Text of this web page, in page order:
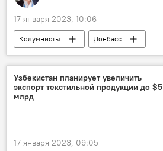
17 января 2023, 10:06
Колумнисты
Донбасс
ЧВК "Вагнер"
спецоперация
Узбекистан планирует увеличить
экспорт текстильной продукции до $5
млрд
17 января 2023, 09:05